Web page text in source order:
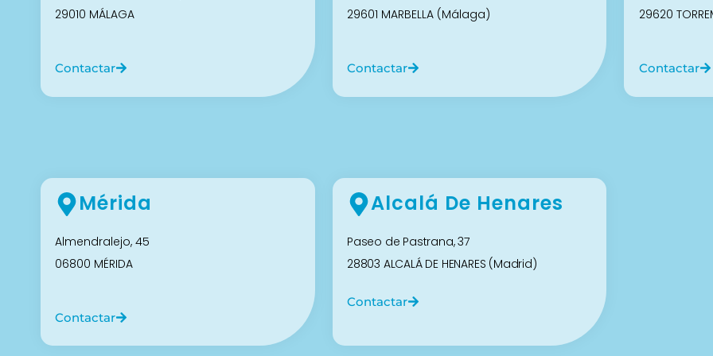
29010 MÁLAGA
Contactar
29601 MARBELLA (Málaga)
Contactar
29620
Contactar
Mérida
Almendralejo, 45
06800 MÉRIDA
Contactar
Alcalá De Henares
Paseo de Pastrana, 37
28803 ALCALÁ DE HENARES (Madrid)
Contactar